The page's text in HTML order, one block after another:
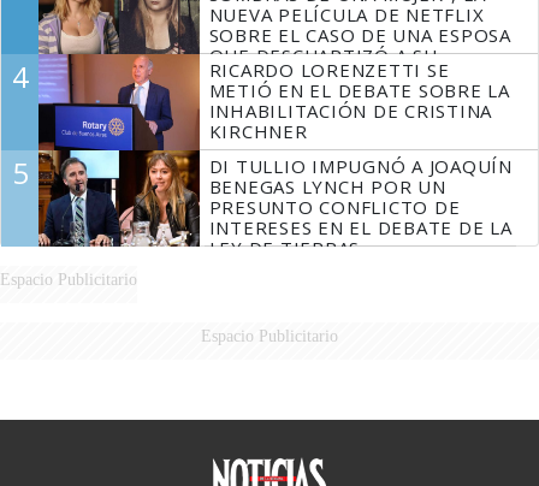
NUEVA PELÍCULA DE NETFLIX
SOBRE EL CASO DE UNA ESPOSA
QUE DESCUARTIZÓ A SU
MARIDO
4
RICARDO LORENZETTI SE
METIÓ EN EL DEBATE SOBRE LA
INHABILITACIÓN DE CRISTINA
KIRCHNER
5
DI TULLIO IMPUGNÓ A JOAQUÍN
BENEGAS LYNCH POR UN
PRESUNTO CONFLICTO DE
INTERESES EN EL DEBATE DE LA
LEY DE TIERRAS
Espacio Publicitario
Espacio Publicitario